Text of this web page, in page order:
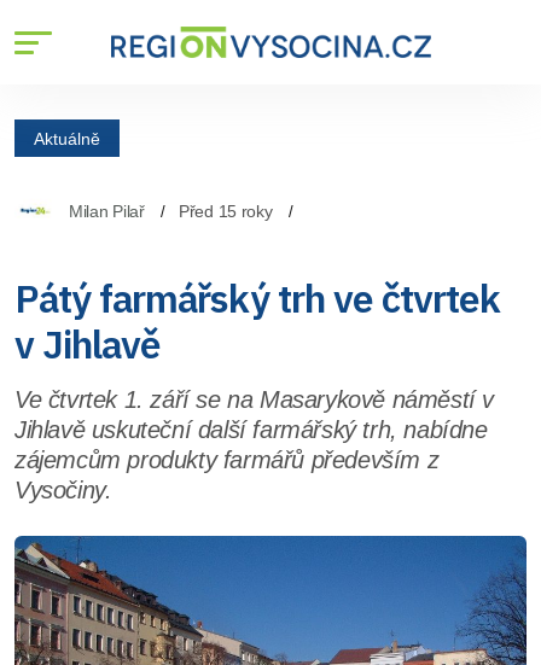
Aktuálně
Milan Pilař Před 15 roky
Pátý farmářský trh ve čtvrtek
v Jihlavě
Ve čtvrtek 1. září se na Masarykově náměstí v
Jihlavě uskuteční další farmářský trh, nabídne
zájemcům produkty farmářů především z
Vysočiny.